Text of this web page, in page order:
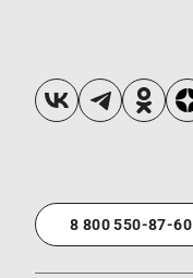
8 800 550-87-60